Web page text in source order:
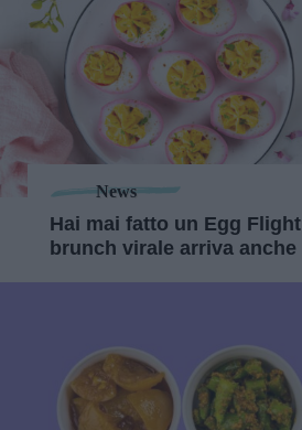
News
Hai mai fatto un Egg
brunch virale arriva